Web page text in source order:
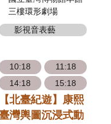
三樓環形劇場
影視音表藝
10:18
11:18
14:18
15:18
【北臺紀遊】康熙
灣輿圖沉浸式動